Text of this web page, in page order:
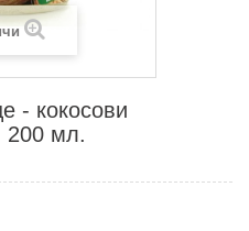
- кокосови
200 мл.